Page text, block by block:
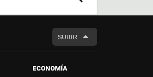
BUSCAR
SUBIR
ECONOMÍA